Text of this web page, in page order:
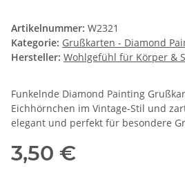
Artikelnummer: W2321
Kategorie: Grußkarten - Diamond
Hersteller: Wohlgefühl für Körper &
Funkelnde Diamond Painting
Eichhörnchen im Vintage-Stil und
elegant und perfekt für besondere
3,50 €